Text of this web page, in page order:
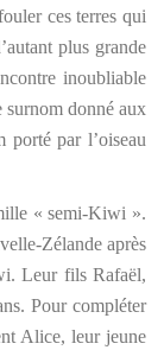
ces terres qui
plus grande
inoubliable
donné aux
par l’oiseau
« semi-Kiwi ».
Zélande après
Leur fils Rafaël,
Pour compléter
Alice, leur jeune